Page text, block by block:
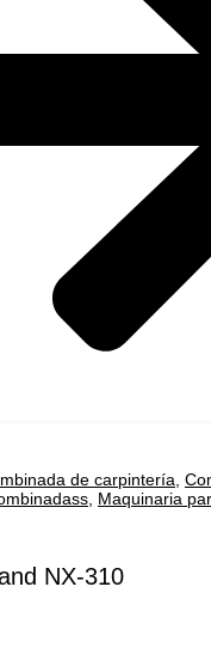
de carpintería,
, Maquinaria
NX-310